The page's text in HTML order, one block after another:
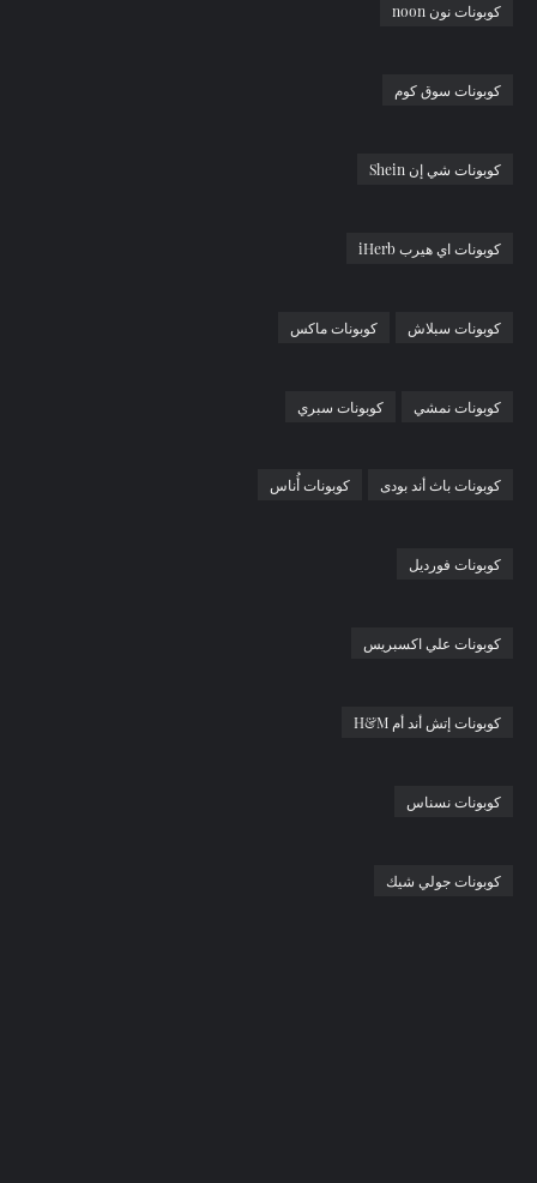
كوبونات نون noon
كوبونات سوق كوم
كوبونات شي إن Shein
كوبونات اي هيرب iHerb
كوبونات سبلاش كوبونات ماكس
كوبونات نمشي كوبونات سبري
كوبونات باث أند بودى كوبونات أُناس
كوبونات فورديل
كوبونات علي اكسبريس
كوبونات إتش أند أم H&M
كوبونات نسناس
كوبونات جولي شيك